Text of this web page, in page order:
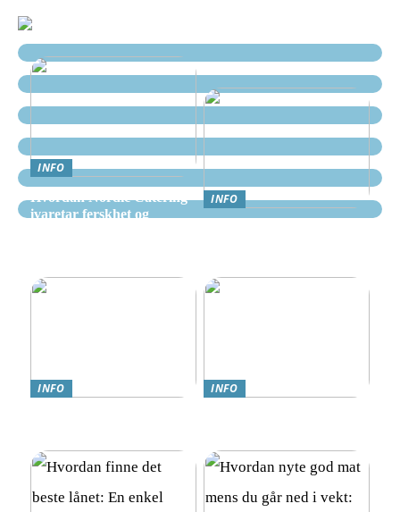
INFO
Hvordan Nordic Catering
ivaretar ferskhet og
INFO
INFO
INFO